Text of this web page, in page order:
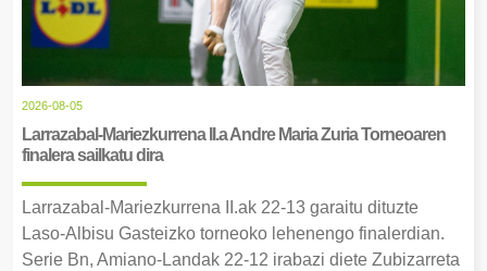
2026-08-05
Larrazabal-Mariezkurrena II.a Andre Maria Zuria Torneoaren
finalera sailkatu dira
Larrazabal-Mariezkurrena II.ak 22-13 garaitu dituzte
Laso-Albisu Gasteizko torneoko lehenengo finalerdian.
Serie Bn, Amiano-Landak 22-12 irabazi diete Zubizarreta